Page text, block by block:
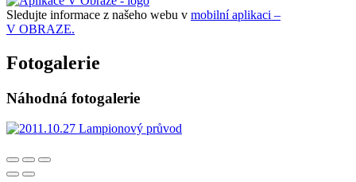
Sledujte informace z našeho webu v mobilní aplikaci –
V OBRAZE.
Fotogalerie
Náhodná fotogalerie